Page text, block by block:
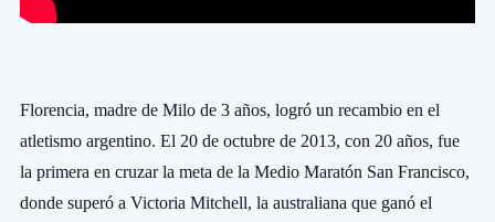
Florencia, madre de Milo de 3 años, logró un recambio en el
atletismo argentino. El 20 de octubre de 2013, con 20 años, fue
la primera en cruzar la meta de la Medio Maratón San Francisco,
donde superó a Victoria Mitchell, la australiana que ganó el